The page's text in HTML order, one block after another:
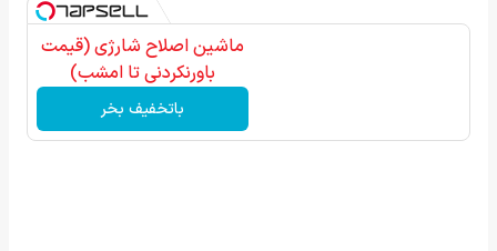
ماشین اصلاح شارژی (قیمت
باورنکردنی تا امشب)
باتخفیف بخر